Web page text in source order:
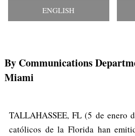
ENGLISH
By Communications
Miami
TALLAHASSEE, FL (5 de enero
católicos de la Florida han